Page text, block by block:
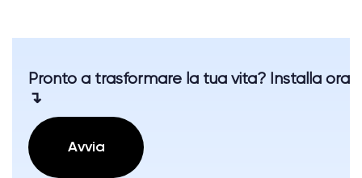
Pronto a trasformare la tua vita? Installa ora
↴
Avvia